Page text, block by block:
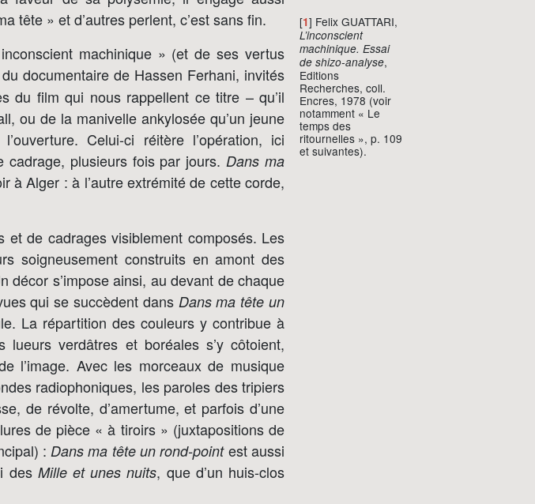
tête » et d’autres perlent, c’est sans fin.
machinique » (et de ses vertus
[1] Felix GUATTARI,
L’inconscient
machinique. Essai
de shizo-analyse,
Editions
Recherches, coll.
Encres, 1978 (voir
notamment « Le
temps des
ritournelles », p. 109
et suivantes).
documentaire de Hassen Ferhani, invités
du film qui nous rappellent ce titre – qu’il
ou de la manivelle ankylosée qu’un jeune
Celui-ci réitère l’opération, ici
cadrage, plusieurs fois par jours. Dans ma
à Alger : à l’autre extrémité de cette corde,
de cadrages visiblement composés. Les
soigneusement construits en amont des
décor s’impose ainsi, au devant de chaque
qui se succèdent dans Dans ma tête un
La répartition des couleurs y contribue à
verdâtres et boréales s’y côtoient,
l’image. Avec les morceaux de musique
radiophoniques, les paroles des tripiers
de révolte, d’amertume, et parfois d’une
de pièce « à tiroirs » (juxtapositions de
: Dans ma tête un rond-pointest aussi
des Mille et unes nuits, que d’un huis-clos